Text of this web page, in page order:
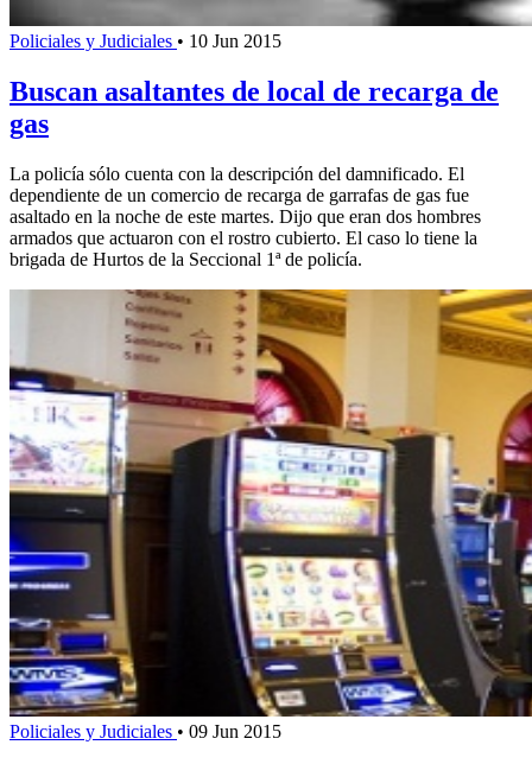
Policiales y Judiciales • 10 Jun 2015
Buscan asaltantes de local de recarga de
gas
La policía sólo cuenta con la descripción del damnificado. El
dependiente de un comercio de recarga de garrafas de gas fue
asaltado en la noche de este martes. Dijo que eran dos hombres
armados que actuaron con el rostro cubierto. El caso lo tiene la
brigada de Hurtos de la Seccional 1ª de policía.
Policiales y Judiciales • 09 Jun 2015